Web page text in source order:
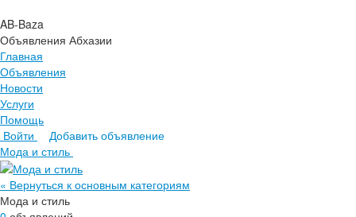
AB-Baza
Объявления Абхазии
Главная
Объявления
Новости
Услуги
Помощь
Войти
Добавить объявление
Главная
Объявления
Новости
Услуги
Мода и стиль
« Вернуться к основным категориям
Мода и стиль